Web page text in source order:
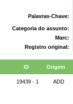
Palavras-Chave:
Categoria do assunto:
Marc:
Registro original:
ID Origem
19439 - 1 ADD